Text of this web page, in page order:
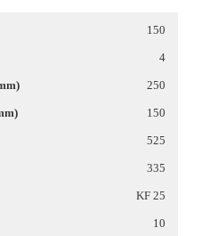
150
4
250
150
525
335
KF 25
10